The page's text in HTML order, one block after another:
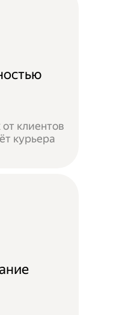
клиентов
курьера